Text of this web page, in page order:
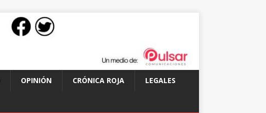
OPINIÓN CRÓNICA ROJA LEGALES